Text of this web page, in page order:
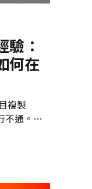
：
何在
複製
不通。本
」取代